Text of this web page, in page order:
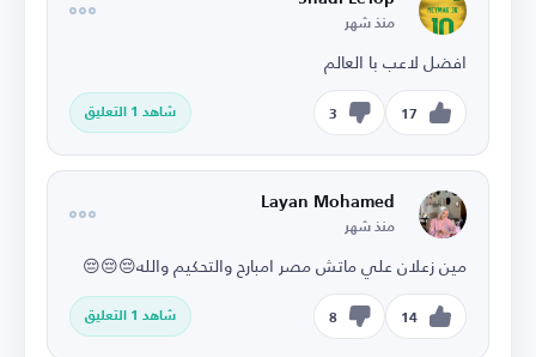
منذ شهر
افضل لاعب با العالم
17
3 شاهد 1 التعليق
Layan Mohamed
منذ شهر
مين زعلان علي ماتش مصر امبارح والتحكيم والله😔😔😔
14
8 شاهد 1 التعليق